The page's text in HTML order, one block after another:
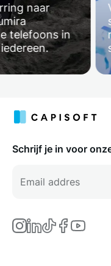
naar
in
Schrijf je in voor